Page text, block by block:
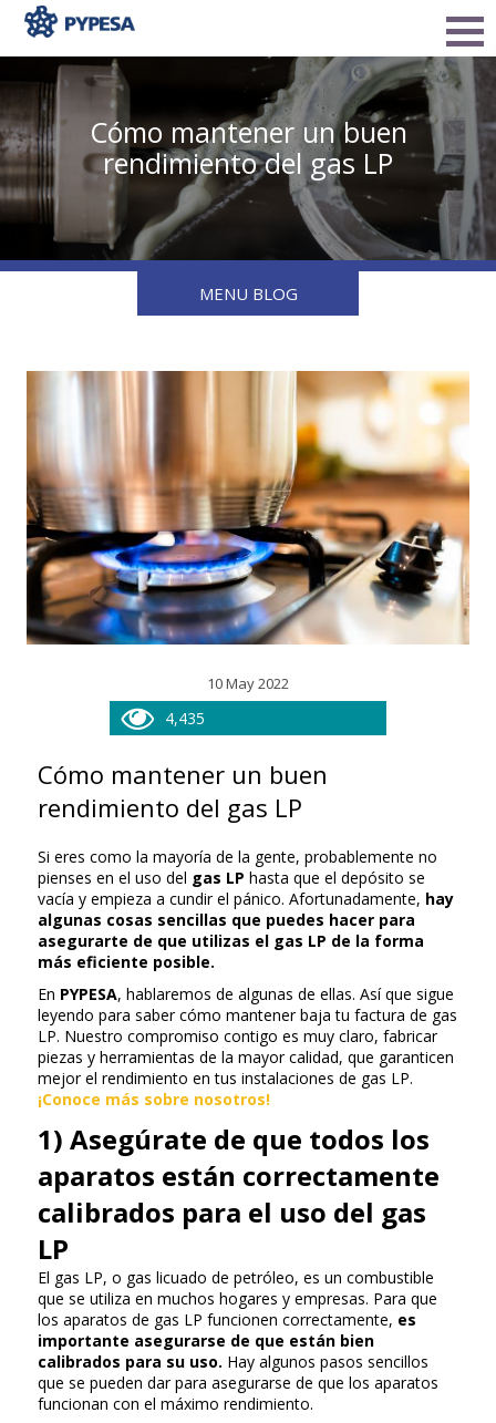
Cómo mantener un buen
rendimiento del gas LP
MENU BLOG
10 May 2022
4,435
Cómo mantener un buen
rendimiento del gas LP
Si eres como la mayoría de la gente, probablemente no
pienses en el uso del gas LP hasta que el depósito se
vacía y empieza a cundir el pánico. Afortunadamente, hay
algunas cosas sencillas que puedes hacer para
asegurarte de que utilizas el gas LP de la forma
más eficiente posible.
En PYPESA, hablaremos de algunas de ellas. Así que sigue
leyendo para saber cómo mantener baja tu factura de gas
LP. Nuestro compromiso contigo es muy claro, fabricar
piezas y herramientas de la mayor calidad, que garanticen
mejor el rendimiento en tus instalaciones de gas LP.
¡Conoce más sobre nosotros!
1) Asegúrate de que todos los
aparatos están correctamente
calibrados para el uso del gas
LP
El gas LP, o gas licuado de petróleo, es un combustible
que se utiliza en muchos hogares y empresas. Para que
los aparatos de gas LP funcionen correctamente, es
importante asegurarse de que están bien
calibrados para su uso. Hay algunos pasos sencillos
que se pueden dar para asegurarse de que los aparatos
funcionan con el máximo rendimiento.